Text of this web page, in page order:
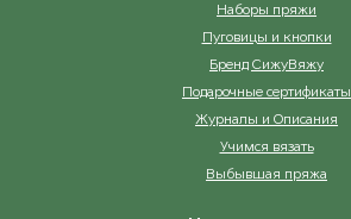
Наборы пряжи
Пуговицы и кнопки
Бренд СижуВяжу
Подарочные сертификаты
Журналы и Описания
Учимся вязать
Выбывшая пряжа